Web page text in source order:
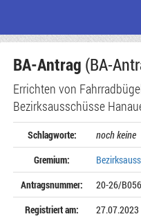
Seiteninhalt
BA-Antrag (BA-
Errichten von
Bezirksausschüsse
Schlagworte: noch keine
Gremium:
Antragsnummer:
20-26/
Registriert am:
27.07.2023